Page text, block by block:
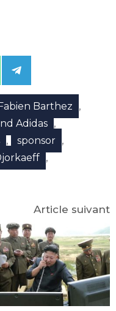
Share
on
Telegram
Barthez ,
Adidas ,
, sponsor ,
,
Article suivant